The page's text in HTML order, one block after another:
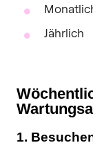
Jährlich
1.